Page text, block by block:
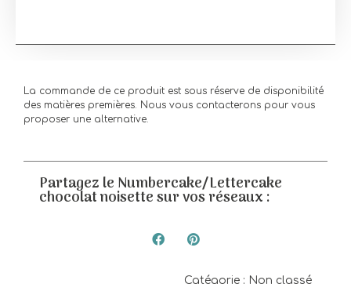
La commande de ce produit est sous réserve de disponibilité
des matières premières. Nous vous contacterons pour vous
proposer une alternative.
Partagez le Numbercake/Lettercake
chocolat noisette sur vos réseaux :
Catégorie : Non classé